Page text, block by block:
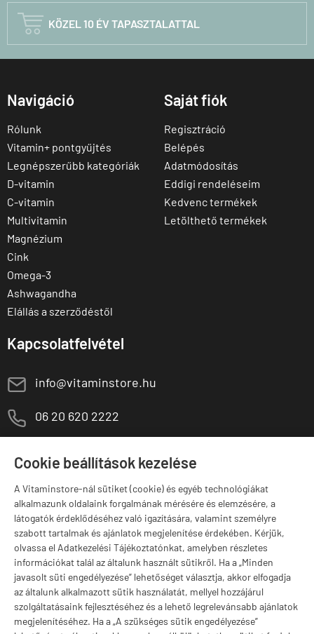
Cookie beállítások kezelése
A Vitaminstore-nál sütiket (cookie) és egyéb technológiákat
alkalmazunk oldalaink forgalmának mérésére és elemzésére, a
látogatók érdeklődéséhez való igazítására, valamint személyre
szabott tartalmak és ajánlatok megjelenítése érdekében. Kérjük,
olvassa el Adatkezelési Tájékoztatónkat, amelyben részletes
információkat talál az általunk használt sütikről. Ha a „Minden
javasolt süti engedélyezése” lehetőséget választja, akkor elfogadja
az általunk alkalmazott sütik használatát, mellyel hozzájárul
szolgáltatásaink fejlesztéséhez és a lehető legrelevánsabb ajánlatok
megjelenítéséhez. Ha a „A szükséges sütik engedélyezése”
 KÖZEL 10 ÉV TAPASZTALATTAL
Navigáció
Rólunk
Vitamin+ pontgyűjtés
Legnépszerűbb kategóriák
D-vitamin
C-vitamin
Multivitamin
Magnézium
Cink
Omega-3
Ashwagandha
Elállás a szerződéstől
Saját fiók
Regisztráció
Belépés
Adatmódosítás
Eddigi rendeléseim
Kedvenc termékek
Letölthető termékek
Kapcsolatfelvétel
E info@vitaminstore.hu
M 06 20 620 2222
Szugló u. 83-85.
Márkák
Valuta választás